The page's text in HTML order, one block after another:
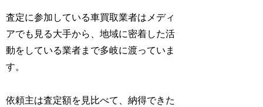
査定に参加している車買取業者はメディ
アでも見る大手から、地域に密着した活
動をしている業者まで多岐に渡っていま
す。
依頼主は査定額を見比べて、納得できた